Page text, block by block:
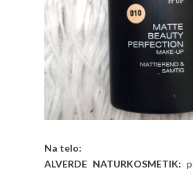
Na telo:
ALVERDE NATURKOSMETIK: